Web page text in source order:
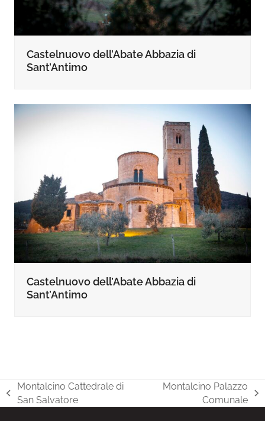
Castelnuovo dell’Abate Abbazia di
Sant’Antimo
Castelnuovo dell’Abate Abbazia di
Sant’Antimo
post
Montalcino Cattedrale di
San Salvatore
Montalcino Palazzo
Comunale